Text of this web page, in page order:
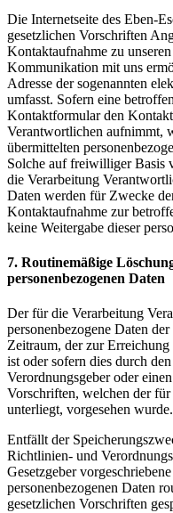
Die Internetseite des Eben-
gesetzlichen Vorschriften
Kontaktaufnahme zu
Kommunikation mit uns
Adresse der sogenannten
umfasst. Sofern eine
Kontaktformular den
Verantwortlichen aufnimmt,
übermittelten
Solche auf freiwilliger Basis
die Verarbeitung
Daten werden für Zwecke
Kontaktaufnahme zur
keine Weitergabe dieser
7. Routinemäßige
personenbezogenen Daten
Der für die Verarbeitung
personenbezogene Daten
Zeitraum, der zur
ist oder sofern dies durch
Verordnungsgeber oder
Vorschriften, welchen der
unterliegt, vorgesehen wurde.
Entfällt der
Richtlinien- und
Gesetzgeber
personenbezogenen Daten
gesetzlichen Vorschriften